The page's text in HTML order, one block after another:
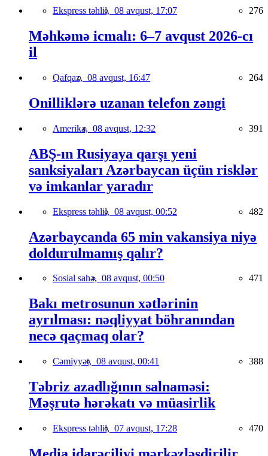
Ekspress təhlil, 08 avqust, 17:07 276
Məhkəmə icmalı: 6–7 avqust 2026-cı
il
Qafqaz, 08 avqust, 16:47 264
Onilliklərə uzanan telefon zəngi
Amerika, 08 avqust, 12:32 391
ABŞ-ın Rusiyaya qarşı yeni
sanksiyaları Azərbaycan üçün risklər
və imkanlar yaradır
Ekspress təhlil, 08 avqust, 00:52 482
Azərbaycanda 65 min vakansiya niyə
doldurulmamış qalır?
Sosial sahə, 08 avqust, 00:50 471
Bakı metrosunun xətlərinin
ayrılması: nəqliyyat böhranından
necə qaçmaq olar?
Cəmiyyət, 08 avqust, 00:41 388
Təbriz azadlığının salnaməsi:
Məşrutə hərəkatı və müasirlik
Ekspress təhlil, 07 avqust, 17:28 470